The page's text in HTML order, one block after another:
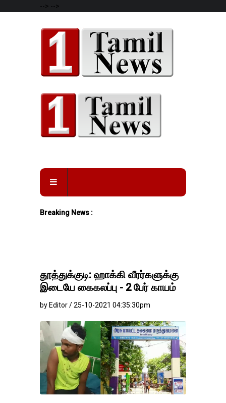
--> -->
Breaking News :
தூத்துக்குடி: ஹாக்கி வீரர்களுக்கு
இடையே கைகலப்பு - 2 பேர் காயம்
by Editor / 25-10-2021 04:35:30pm